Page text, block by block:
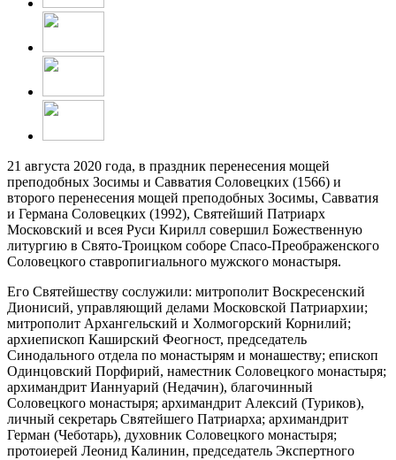
21 августа 2020 года, в праздник перенесения мощей
преподобных Зосимы и Савватия Соловецких (1566) и
второго перенесения мощей преподобных Зосимы, Савватия
и Германа Соловецких (1992), Святейший Патриарх
Московский и всея Руси Кирилл совершил Божественную
литургию в Свято-Троицком соборе Спасо-Преображенского
Соловецкого ставропигиального мужского монастыря.
Его Святейшеству сослужили: митрополит Воскресенский
Дионисий, управляющий делами Московской Патриархии;
митрополит Архангельский и Холмогорский Корнилий;
архиепископ Каширский Феогност, председатель
Синодального отдела по монастырям и монашеству; епископ
Одинцовский Порфирий, наместник Соловецкого монастыря;
архимандрит Ианнуарий (Недачин), благочинный
Соловецкого монастыря; архимандрит Алексий (Туриков),
личный секретарь Святейшего Патриарха; архимандрит
Герман (Чеботарь), духовник Соловецкого монастыря;
протоиерей Леонид Калинин, председатель Экспертного